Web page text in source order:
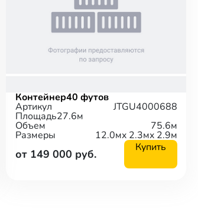
Контейнер40 футов
Артикул JTGU4000688
Площадь27.6м
Объем 75.6м
Размеры 12.0мx 2.3мx 2.9м
от 149 000 руб. Купить